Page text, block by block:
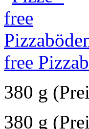
free
380 g
380 g